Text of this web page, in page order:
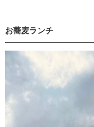
お蕎麦ランチ